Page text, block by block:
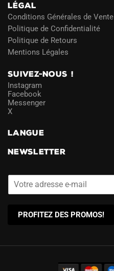
LÉGAL
Conditions Générales de Vente
Politique de Confidentialité
Politique de Retours
Mentions Légales
SUIVEZ-NOUS !
Instagram
Facebook
Messenger
X
LANGUE
NEWSLETTER
PROFITEZ DES PROMOS!